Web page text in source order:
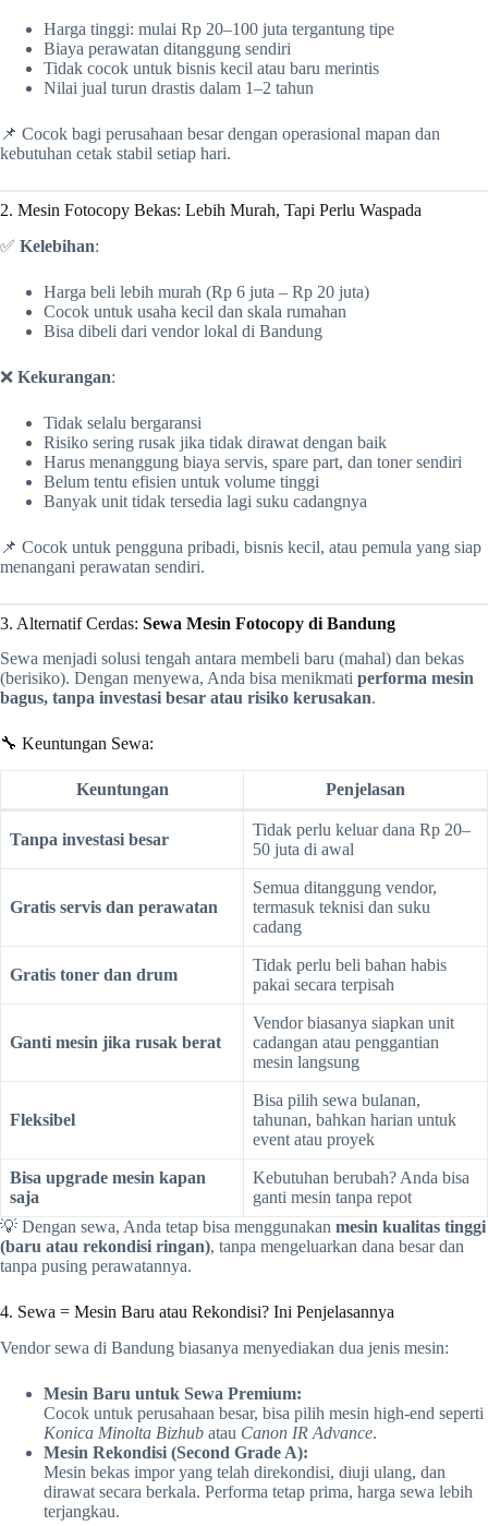
Harga tinggi: mulai Rp 20–100 juta tergantung tipe
Biaya perawatan ditanggung sendiri
Tidak cocok untuk bisnis kecil atau baru merintis
Nilai jual turun drastis dalam 1–2 tahun
📌 Cocok bagi perusahaan besar dengan operasional mapan dan
kebutuhan cetak stabil setiap hari.
2. Mesin Fotocopy Bekas: Lebih Murah, Tapi Perlu Waspada
✅ Kelebihan:
Harga beli lebih murah (Rp 6 juta – Rp 20 juta)
Cocok untuk usaha kecil dan skala rumahan
Bisa dibeli dari vendor lokal di Bandung
❌ Kekurangan:
Tidak selalu bergaransi
Risiko sering rusak jika tidak dirawat dengan baik
Harus menanggung biaya servis, spare part, dan toner sendiri
Belum tentu efisien untuk volume tinggi
Banyak unit tidak tersedia lagi suku cadangnya
📌 Cocok untuk pengguna pribadi, bisnis kecil, atau pemula yang siap
menangani perawatan sendiri.
3. Alternatif Cerdas: Sewa Mesin Fotocopy di Bandung
Sewa menjadi solusi tengah antara membeli baru (mahal) dan bekas
(berisiko). Dengan menyewa, Anda bisa menikmati performa mesin
bagus, tanpa investasi besar atau risiko kerusakan.
🔧 Keuntungan Sewa:
Keuntungan Penjelasan
Tanpa investasi besar
Tidak perlu keluar dana Rp 20–
50 juta di awal
Gratis servis dan perawatan
Semua ditanggung vendor,
termasuk teknisi dan suku
cadang
Gratis toner dan drum
Tidak perlu beli bahan habis
pakai secara terpisah
Ganti mesin jika rusak berat
Vendor biasanya siapkan unit
cadangan atau penggantian
mesin langsung
Fleksibel
Bisa pilih sewa bulanan,
tahunan, bahkan harian untuk
event atau proyek
Bisa upgrade mesin kapan
saja
Kebutuhan berubah? Anda bisa
ganti mesin tanpa repot
💡 Dengan sewa, Anda tetap bisa menggunakan mesin kualitas tinggi
(baru atau rekondisi ringan), tanpa mengeluarkan dana besar dan
tanpa pusing perawatannya.
4. Sewa = Mesin Baru atau Rekondisi? Ini Penjelasannya
Vendor sewa di Bandung biasanya menyediakan dua jenis mesin:
Mesin Baru untuk Sewa Premium:
Cocok untuk perusahaan besar, bisa pilih mesin high-end seperti
Konica Minolta Bizhub atau Canon IR Advance.
Mesin Rekondisi (Second Grade A):
Mesin bekas impor yang telah direkondisi, diuji ulang, dan
dirawat secara berkala. Performa tetap prima, harga sewa lebih
terjangkau.